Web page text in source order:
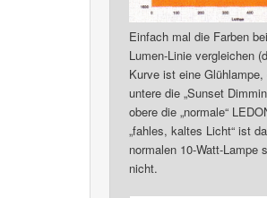
Einfach mal die Farben
Lumen-Linie vergleichen
Kurve ist eine Glühlampe,
untere die „Sunset
obere die „normale“
„fahles, kaltes Licht“ ist
normalen 10-Watt-Lampe
nicht.